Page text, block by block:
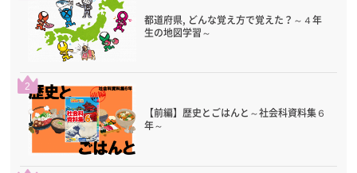
都道府県, どんな覚え方で覚えた？～４年
生の地図学習～
2
【前編】歴史とごはんと～社会科資料集６
年～